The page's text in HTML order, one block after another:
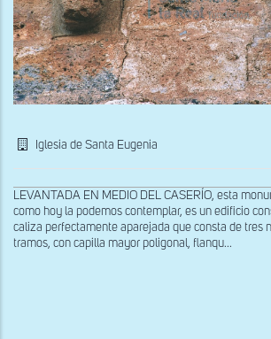
Iglesia de Santa Eugenia
LEVANTADA EN MEDIO DEL CASERÍO, esta
como hoy la podemos contemplar, es un edificio
caliza perfectamente aparejada que consta de tres
tramos, con capilla mayor poligonal, flanqu...